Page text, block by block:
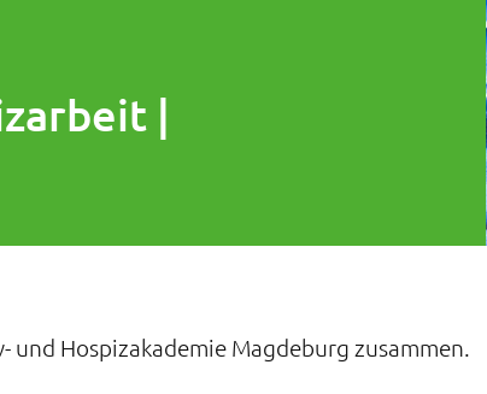
|
Hospizakademie Magdeburg zusammen.